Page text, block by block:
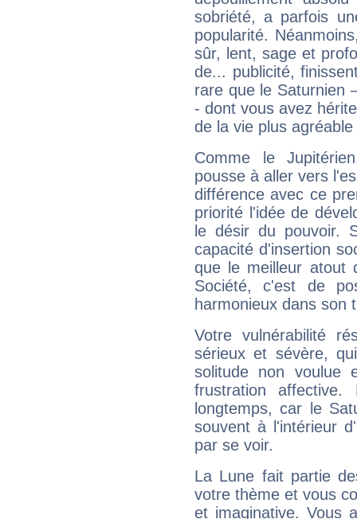
sobriété, a parfois
popularité.
sûr, lent, sage et
de... publicité,
rare que le Saturnien
- dont vous avez
de la vie plus
Comme le
pousse à aller vers
différence avec ce
priorité l'idée de
le désir du pouvoir.
capacité d'insertion
que le meilleur atout
Société, c'est de
harmonieux dans son
Votre vulnérabilité
sérieux et sévère,
solitude non voulue
frustration
longtemps, car le
souvent à l'intérieur
par se voir.
La Lune fait partie
votre thème et vous
et imaginative. Vous